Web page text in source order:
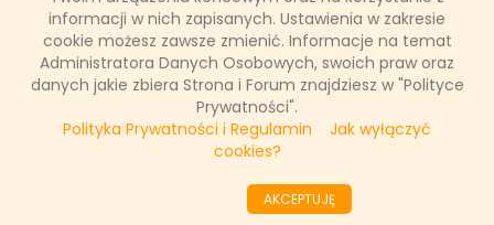
informacji w nich zapisanych. Ustawienia w zakresie
cookie możesz zawsze zmienić. Informacje na temat
Administratora Danych Osobowych, swoich praw oraz
danych jakie zbiera Strona i Forum znajdziesz w "Polityce
Prywatności".
Polityka Prywatności i Regulamin
Jak wyłączyć
cookies?
AKCEPTUJĘ
1 lutego 2023, 16:03
(0 komentarzy)
CZYTAJ WIĘCEJ